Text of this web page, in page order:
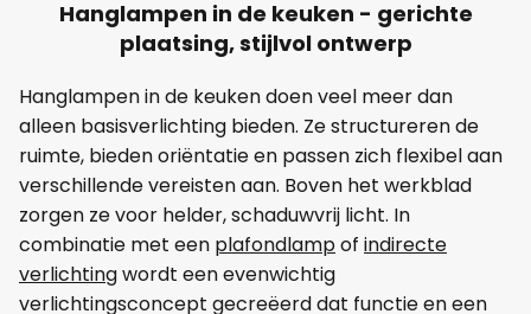
Hanglampen in de keuken - gerichte
plaatsing, stijlvol ontwerp
Hanglampen in de keuken doen veel meer dan
alleen basisverlichting bieden. Ze structureren de
ruimte, bieden oriëntatie en passen zich flexibel aan
verschillende vereisten aan. Boven het werkblad
zorgen ze voor helder, schaduwvrij licht. In
combinatie met een plafondlampof indirecte
verlichtingwordt een evenwichtig
verlichtingsconcept gecreëerd dat functie en een